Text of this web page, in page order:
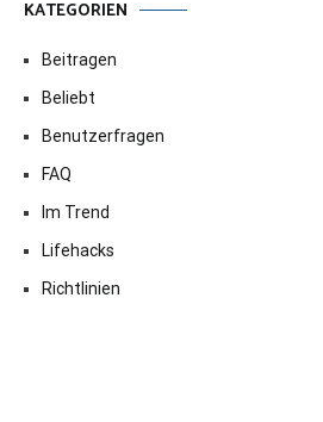
KATEGORIEN
Beitragen
Beliebt
Benutzerfragen
FAQ
Im Trend
Lifehacks
Richtlinien